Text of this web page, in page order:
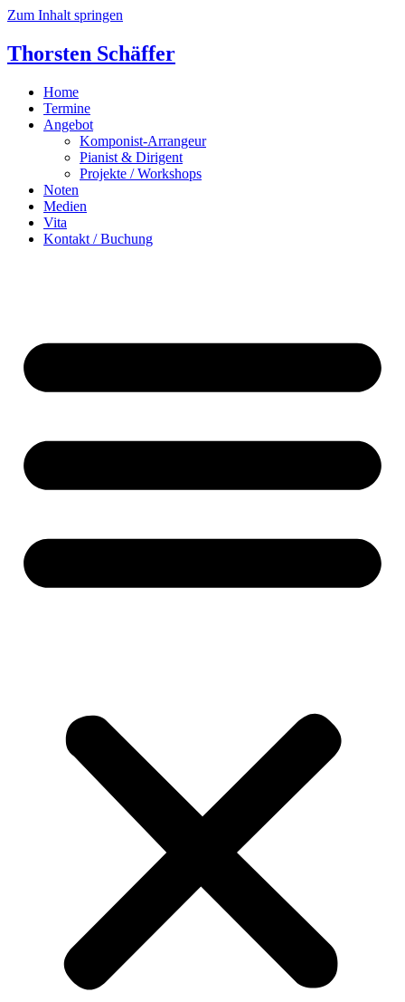
Zum Inhalt springen
Thorsten Schäffer
Home
Termine
Angebot
Komponist-Arrangeur
Pianist & Dirigent
Projekte / Workshops
Noten
Medien
Vita
Kontakt / Buchung